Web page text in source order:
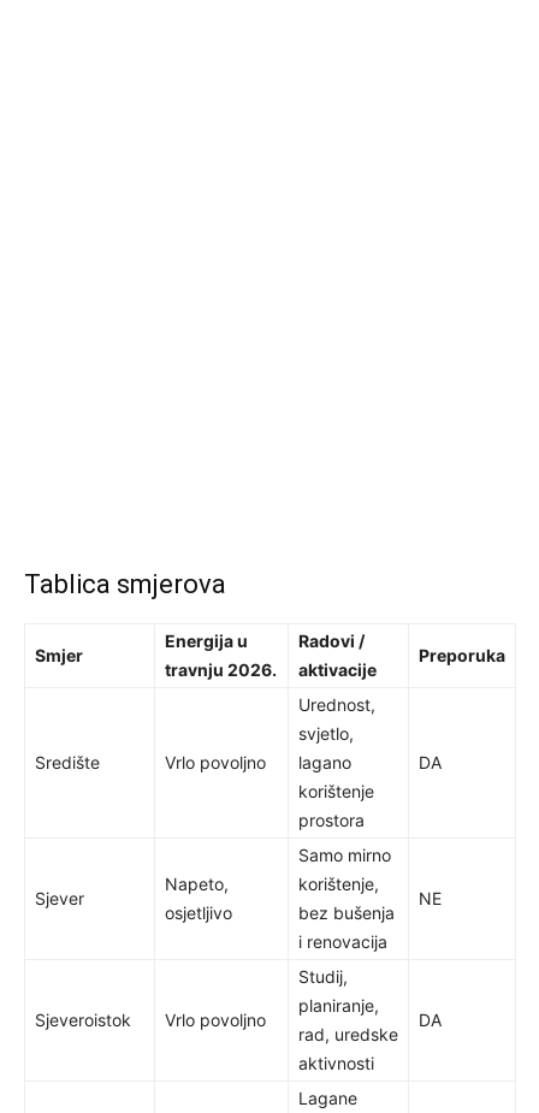
Tablica smjerova
Smjer
Energija u
travnju 2026.
Radovi /
aktivacije
Preporuka
Središte Vrlo povoljno
Urednost,
svjetlo,
lagano
korištenje
prostora
DA
Sjever
Napeto,
osjetljivo
Samo mirno
korištenje,
bez bušenja
i renovacija
NE
Sjeveroistok Vrlo povoljno
Studij,
planiranje,
rad, uredske
aktivnosti
DA
Lagane